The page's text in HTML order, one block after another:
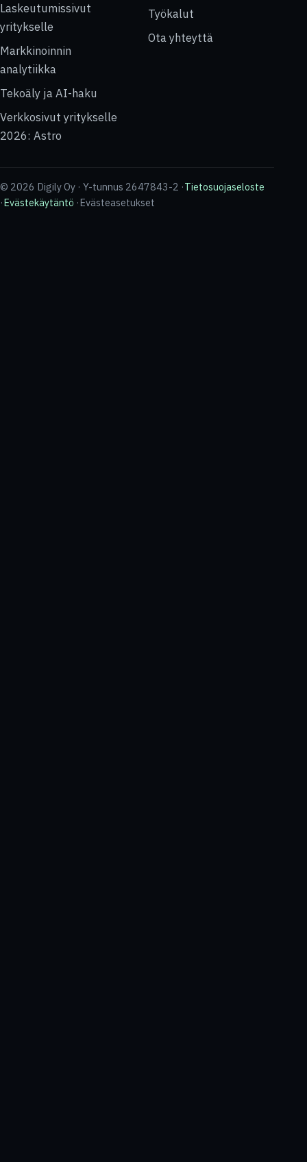
Laskeutumissivut
yritykselle
Markkinoinnin
analytiikka
Tekoäly ja AI-haku
Verkkosivut yritykselle
2026: Astro
Työkalut
Ota yhteyttä
© 2026 Digily Oy · Y-tunnus 2647843-2 ·Tietosuojaseloste
·Evästekäytäntö ·Evästeasetukset